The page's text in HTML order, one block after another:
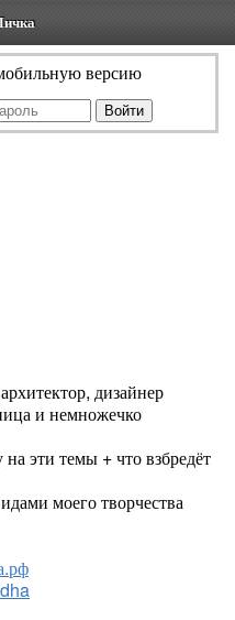
версию
дизайнер
и немножечко
эти темы + что взбредёт
моего творчества